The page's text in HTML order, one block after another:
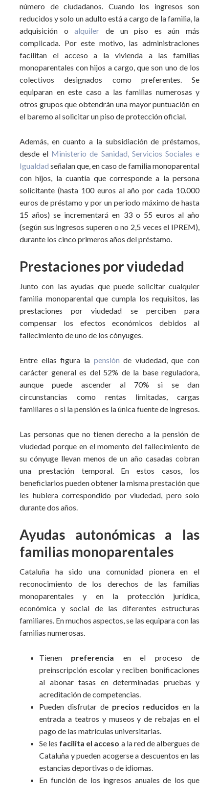
número de ciudadanos. Cuando los ingresos son
reducidos y solo un adulto está a cargo de la familia, la
adquisición oalquiler de un piso es aún más
complicada. Por este motivo, las administraciones
facilitan el acceso a la vivienda a las familias
monoparentales con hijos a cargo, que son uno de los
colectivos designados como preferentes. Se
equiparan en este caso a las familias numerosas y
otros grupos que obtendrán una mayor puntuación en
el baremo al solicitar un piso de protección oficial.
Además, en cuanto a la subsidiación de préstamos,
desde el Ministerio de Sanidad, Servicios Sociales e
Igualdad señalan que, en caso de familia monoparental
con hijos, la cuantía que corresponde a la persona
solicitante (hasta 100 euros al año por cada 10.000
euros de préstamo y por un periodo máximo de hasta
15 años) se incrementará en 33 o 55 euros al año
(según sus ingresos superen o no 2,5 veces el IPREM),
durante los cinco primeros años del préstamo.
Prestaciones por viudedad
Junto con las ayudas que puede solicitar cualquier
familia monoparental que cumpla los requisitos, las
prestaciones por viudedad se perciben para
compensar los efectos económicos debidos al
fallecimiento de uno de los cónyuges.
Entre ellas figura la pensión de viudedad, que con
carácter general es del 52% de la base reguladora,
aunque puede ascender al 70% si se dan
circunstancias como rentas limitadas, cargas
familiares o si la pensión es la única fuente de ingresos.
Las personas que no tienen derecho a la pensión de
viudedad porque en el momento del fallecimiento de
su cónyuge llevan menos de un año casadas cobran
una prestación temporal. En estos casos, los
beneficiarios pueden obtener la misma prestación que
les hubiera correspondido por viudedad, pero solo
durante dos años.
Ayudas autonómicas a las
familias monoparentales
Cataluña ha sido una comunidad pionera en el
reconocimiento de los derechos de las familias
monoparentales y en la protección jurídica,
económica y social de las diferentes estructuras
familiares. En muchos aspectos, se las equipara con las
familias numerosas.
Tienen preferencia en el proceso de
preinscripción escolar y reciben bonificaciones
al abonar tasas en determinadas pruebas y
acreditación de competencias.
Pueden disfrutar de precios reducidos en la
entrada a teatros y museos y de rebajas en el
pago de las matrículas universitarias.
Se les facilita el acceso a la red de albergues de
Cataluña y pueden acogerse a descuentos en las
estancias deportivas o de idiomas.
En función de los ingresos anuales de los que